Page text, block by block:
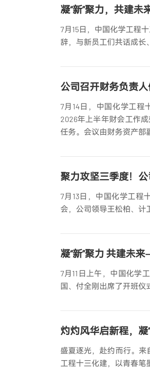
凝“新”聚力，共建
7月15日，中国化学工程
辞，与新员工们共话成长
公司召开财务负责
7月14日，中国化学工程
2026年上半年财会工作
任务。会议由财务资产部
7月13日，中国化学工程
会，公司领导王松柏、计
凝“新”聚力 共建未
7月11日上午，中国化学
国、付全刚出席了开班仪
灼灼风华启新程，
盛夏逐光，赴约而行。
工程十三化建，以青春笔